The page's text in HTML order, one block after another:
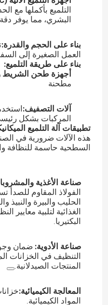
مراقبة الجودة
اتصل بنا
القضايا
اطلب عرض أسعار
آلة تلميع الخزان
آلة تلميع الطلاء
التلميع بأكملها مع
البشري، مما يوفر
بناء على الحجم والقدرة:
العمل الصغيرة إلى
بناء على طريقة التلميع:
أجهزة طحن الشريط
مطحنة
آلات التصفيف:
المركبات بشكل
تطبيقات آلة التلميع
هذه الآلات ضرورية في
السطحية حاسمة للنظافة
صناعة الأغذية
الفولاذ المقاوم للصدأ
الحليب والبيرة والنبيذ
الغذائية لتلبية معايير
البكتيريا.
صناعة الأدوية: ضمان
التنظيف في الخزانات
المنتجات الصيدلانية.
المعالجة الكيميائية:
المواد الكيميائية.